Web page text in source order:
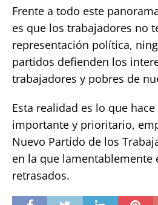
Frente a todo este
es que los trabajadores no
representación política,
partidos defienden los
trabajadores y pobres de
Esta realidad es lo que
importante y prioritario,
Nuevo Partido de los
en la que lamentablemente
retrasados.